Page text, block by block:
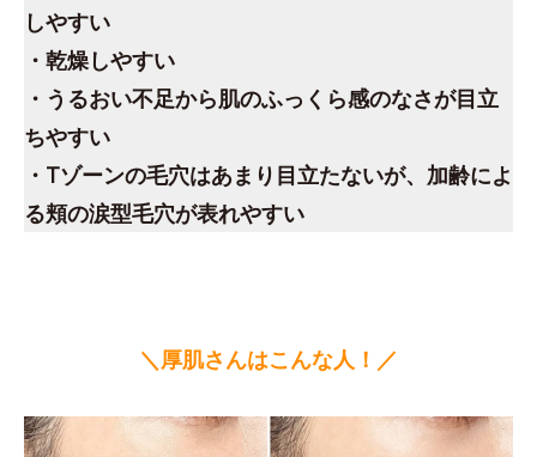
しやすい
・乾燥しやすい
・うるおい不足から肌のふっくら感のなさが目立
ちやすい
・Tゾーンの毛穴はあまり目立たないが、加齢によ
る頬の涙型毛穴が表れやすい
＼厚肌さんはこんな人！／